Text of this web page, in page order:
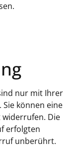
nur mit Ihrer
können eine
Die
erfolgten
unberührt.